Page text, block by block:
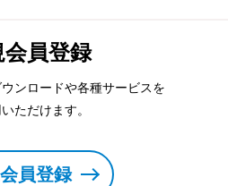
会員登録
ンロードや各種サービスを
ただけます。
員登録